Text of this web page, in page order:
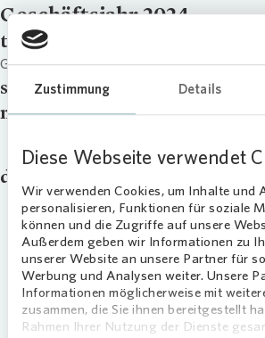
Zustimmung Details
Diese Webseite verwendet
Wir verwenden Cookies, um Inhalte und
personalisieren, Funktionen für soziale
können und die Zugriffe auf unsere
Außerdem geben wir Informationen zu
unserer Website an unsere Partner für
Werbung und Analysen weiter. Unsere
Informationen möglicherweise mit
zusammen, die Sie ihnen bereitgestellt
Rahmen Ihrer Nutzung der Dienste
Geschäftsjahr 2024
title
Geschäftsjahr 2024
signup
master_download
downloads
Analysten- und
zum Geschäftsbericht
Jahresabschluss Vonovia
Vergütungsbericht 2024
Prüfungsvermerk
Jahresabschluss Vonovia